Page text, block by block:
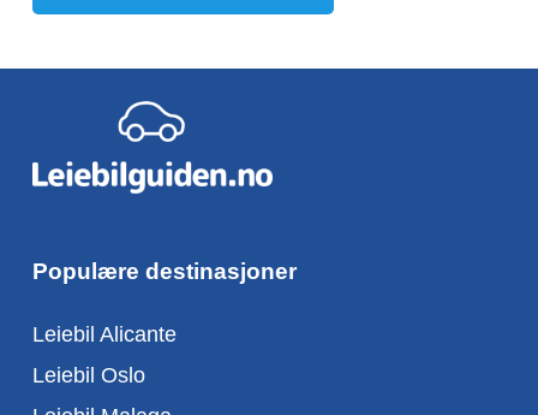
Populære destinasjoner
Leiebil Alicante
Leiebil Oslo